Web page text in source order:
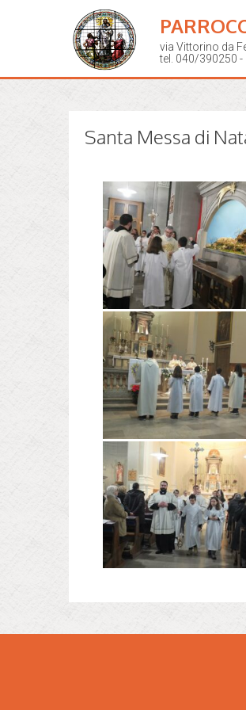
via Vittorino da
tel. 040/390250 -
Santa Messa di